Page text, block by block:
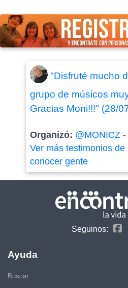
"Disfruté mucho
grupo de músicos
Gracias Moni!!!" (28/
Organizó: @MONICZ-
Ver más testimonios
conocer gente
Seguinos:
Ayuda
Buscar